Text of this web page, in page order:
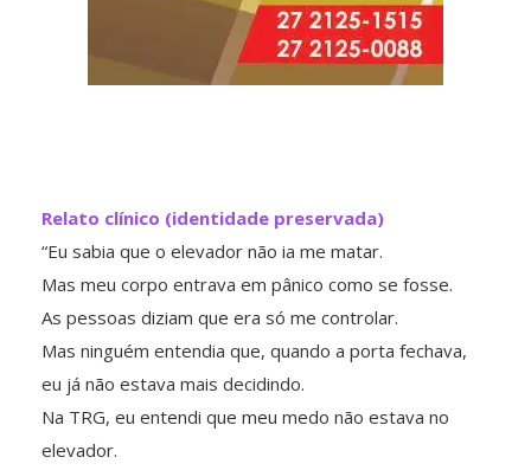
Relato clínico (identidade preservada)
“Eu sabia que o elevador não ia me matar.
Mas meu corpo entrava em pânico como se fosse.
As pessoas diziam que era só me controlar.
Mas ninguém entendia que, quando a porta fechava,
eu já não estava mais decidindo.
Na TRG, eu entendi que meu medo não estava no
elevador.